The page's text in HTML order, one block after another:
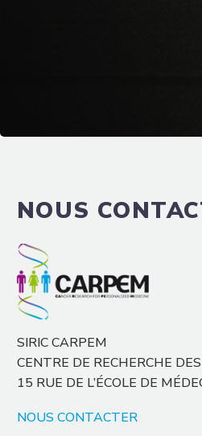
NOUS
SIRIC CARPEM
CENTRE DE RECHERCHE
15 RUE DE L’ÉCOLE DE
NOUS CONTACTER